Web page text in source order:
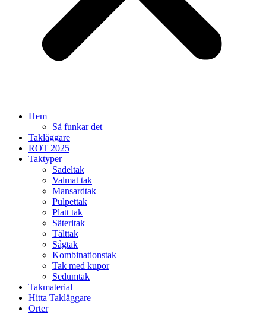
Hem
Så funkar det
Takläggare
ROT 2025
Taktyper
Sadeltak
Valmat tak
Mansardtak
Pulpettak
Platt tak
Säteritak
Tälttak
Sågtak
Kombinationstak
Tak med kupor
Sedumtak
Takmaterial
Hitta Takläggare
Orter